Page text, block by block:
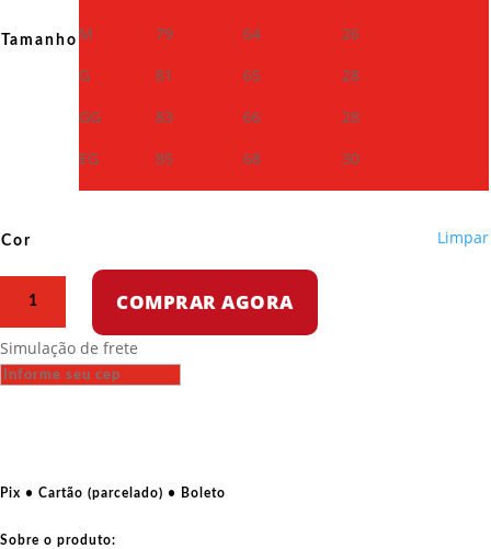
Tamanho M
79 64
26
G
81 65
28
GG
83 66
28
EG
85 68 30
Cor Limpar
La
lutte
de
quantidade
COMPRAR AGORA
Simulação de frete
Pix • Cartão (parcelado) • Boleto
Sobre o produto: